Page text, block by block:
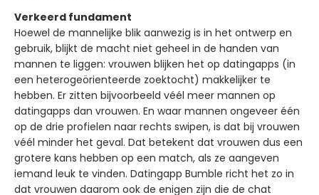
Verkeerd fundament
Hoewel de mannelijke blik aanwezig is in het ontwerp en
gebruik, blijkt de macht niet geheel in de handen van
mannen te liggen: vrouwen blijken het op datingapps (in
een heterogeörienteerde zoektocht) makkelijker te
hebben. Er zitten bijvoorbeeld véél meer mannen op
datingapps dan vrouwen. En waar mannen ongeveer één
op de drie profielen naar rechts swipen, is dat bij vrouwen
véél minder het geval. Dat betekent dat vrouwen dus een
grotere kans hebben op een match, als ze aangeven
iemand leuk te vinden. Datingapp Bumble richt het zo in
dat vrouwen daarom ook de enigen zijn die de chat